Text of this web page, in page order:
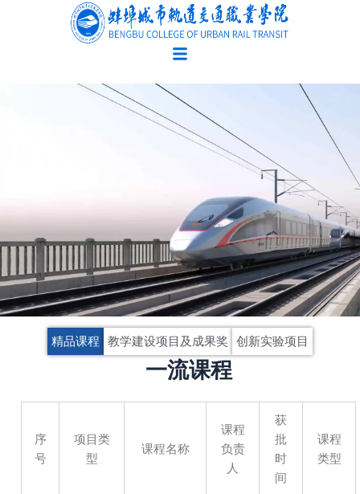
精品课程 教学建设项目及成果奖 创新实验项目
一流课程
序
号
项目类
型
课程名称
课程
负责
人
获
批
时
间
课程
类型